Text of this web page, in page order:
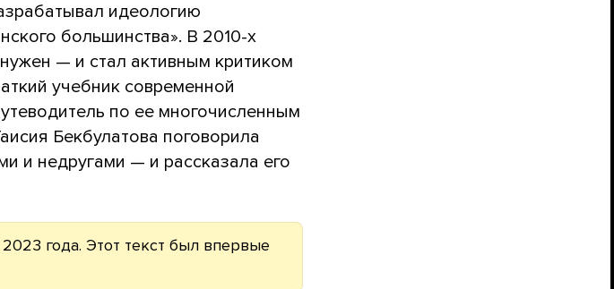
идеологию
большинства». В 2010-х
— и стал активным критиком
учебник современной
по ее многочисленным
Бекбулатова поговорила
и недругами — и рассказала его
года. Этот текст был впервые